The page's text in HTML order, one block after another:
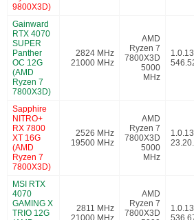
9800X3D)
Gainward
RTX 4070
SUPER
Panther
OC 12G
(AMD
Ryzen 7
7800X3D)
2824 MHz
21000 MHz
AMD
Ryzen 7
7800X3D
5000
MHz
1.0.13
Sapphire
NITRO+
RX 7800
XT 16G
(AMD
Ryzen 7
7800X3D)
2526 MHz
19500 MHz
AMD
Ryzen 7
7800X3D
5000
MHz
1.0.13
MSI RTX
4070
GAMING X
TRIO 12G
2811 MHz
21000 MHz
AMD
Ryzen 7
7800X3D
1.0.13